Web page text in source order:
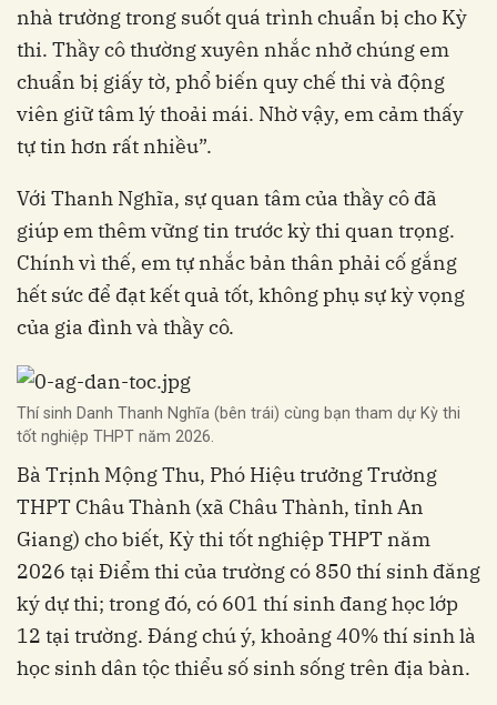
nhà trường trong suốt quá trình chuẩn bị cho Kỳ
thi. Thầy cô thường xuyên nhắc nhở chúng em
chuẩn bị giấy tờ, phổ biến quy chế thi và động
viên giữ tâm lý thoải mái. Nhờ vậy, em cảm thấy
tự tin hơn rất nhiều”.
Với Thanh Nghĩa, sự quan tâm của thầy cô đã
giúp em thêm vững tin trước kỳ thi quan trọng.
Chính vì thế, em tự nhắc bản thân phải cố gắng
hết sức để đạt kết quả tốt, không phụ sự kỳ vọng
của gia đình và thầy cô.
Thí sinh Danh Thanh Nghĩa (bên trái) cùng bạn tham dự Kỳ thi
tốt nghiệp THPT năm 2026.
Bà Trịnh Mộng Thu, Phó Hiệu trưởng Trường
THPT Châu Thành (xã Châu Thành, tỉnh An
Giang) cho biết, Kỳ thi tốt nghiệp THPT năm
2026 tại Điểm thi của trường có 850 thí sinh đăng
ký dự thi; trong đó, có 601 thí sinh đang học lớp
12 tại trường. Đáng chú ý, khoảng 40% thí sinh là
học sinh dân tộc thiểu số sinh sống trên địa bàn.